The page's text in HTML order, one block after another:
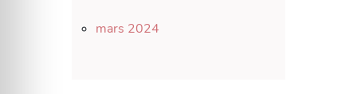
mars 2024